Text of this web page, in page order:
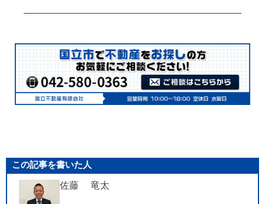
この記事を書いた人
佐藤 竜太